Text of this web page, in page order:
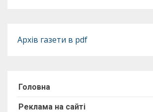
Архів газети в pdf
Головна
Реклама на сайті